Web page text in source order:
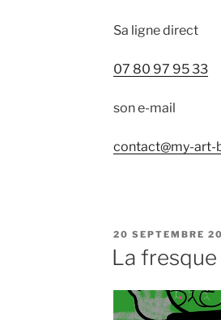
Sa ligne direct
07 80 97 95 33
son e-mail
contact@my-art-
PUBLIÉ
20 SEPTEMBRE
La